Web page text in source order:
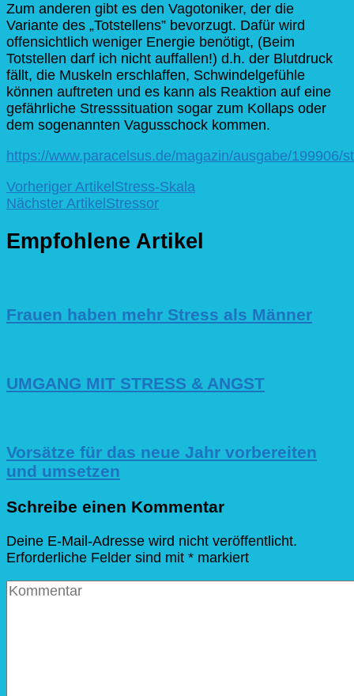
Zum anderen gibt es den Vagotoniker, der die
Variante des „Totstellens” bevorzugt. Dafür wird
offensichtlich weniger Energie benötigt, (Beim
Totstellen darf ich nicht auffallen!) d.h. der Blutdruck
fällt, die Muskeln erschlaffen, Schwindelgefühle
können auftreten und es kann als Reaktion auf eine
gefährliche Stresssituation sogar zum Kollaps oder
dem sogenannten Vagusschock kommen.
https://www.paracelsus.de/magazin/ausgabe/199906/
Beitragsnavigation
Vorheriger Artikel Stress-Skala
Nächster Artikel Stressor
Empfohlene Artikel
Frauen haben mehr Stress als Männer
UMGANG MIT STRESS & ANGST
Vorsätze für das neue Jahr vorbereiten
und umsetzen
Schreibe einen Kommentar
Deine E-Mail-Adresse wird nicht veröffentlicht.
Erforderliche Felder sind mit * markiert
Kommentar